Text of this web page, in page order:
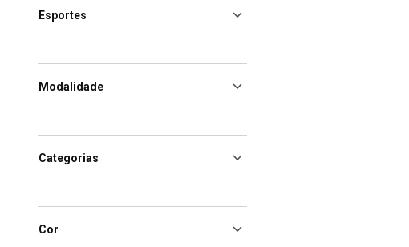
Esportes
Modalidade
Categorias
Cor